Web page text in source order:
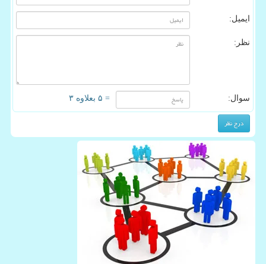
ایمیل:
نظر:
سوال: = ۵ بعلاوه ۳